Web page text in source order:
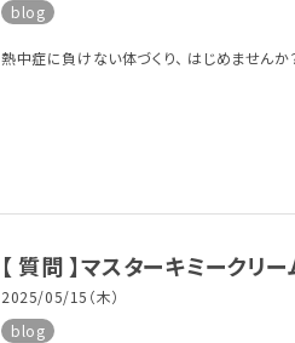
blog
熱中症に負けない体づくり、 はじめません
【 質問 】マスターキミークリ
2025/05/15（木）
blog